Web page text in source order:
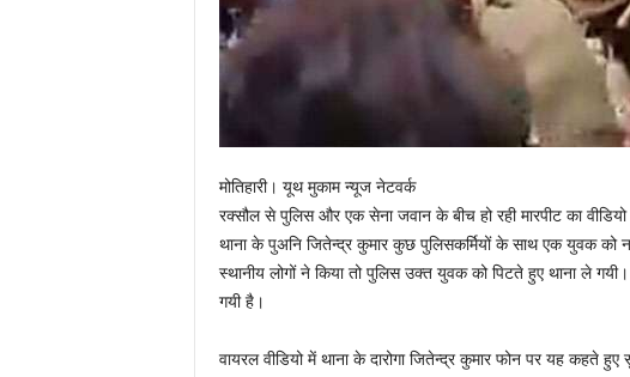
मोतिहारी। यूथ मुकाम न्यूज नेटवर्क
रक्सौल से पुलिस और एक सेना जवान के बीच हो रही मारपीट का
थाना के पुअनि जितेन्द्र कुमार कुछ पुलिसकर्मियों के साथ एक युवक को
स्थानीय लोगों ने किया तो पुलिस उक्त युवक को पिटते हुए थाना ले
गयी है।
वायरल वीडियो में थाना के दारोगा जितेन्द्र कुमार फोन पर यह कहते